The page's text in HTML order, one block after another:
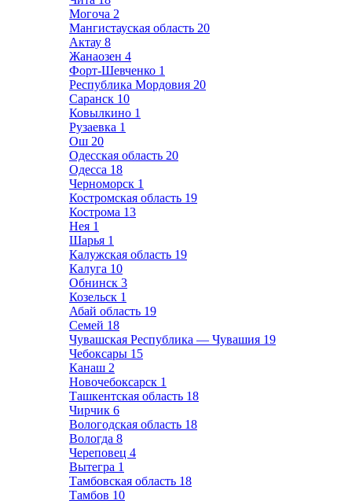
Могоча 2
Мангистауская область 20
Актау 8
Жанаозен 4
Форт-Шевченко 1
Республика Мордовия 20
Саранск 10
Ковылкино 1
Рузаевка 1
Ош 20
Одесская область 20
Одесса 18
Черноморск 1
Костромская область 19
Кострома 13
Нея 1
Шарья 1
Калужская область 19
Калуга 10
Обнинск 3
Козельск 1
Абай область 19
Семей 18
Чувашская Республика — Чувашия 19
Чебоксары 15
Канаш 2
Новочебоксарск 1
Ташкентская область 18
Чирчик 6
Вологодская область 18
Вологда 8
Череповец 4
Вытегра 1
Тамбовская область 18
Тамбов 10